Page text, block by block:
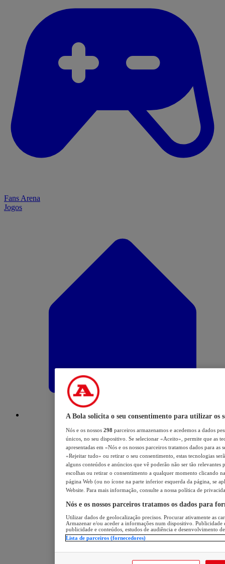
Fans Arena
Jogos
A Bola solicita o seu consentimento para utilizar os
Nós e os nossos 298 parceiros armazenamos e acedemos a dados
únicos, no seu dispositivo. Se selecionar «Aceito», permite que as
apresentadas em «Nós e os nossos parceiros tratamos dados para
«Rejeitar tudo» ou retirar o seu consentimento, estas tecnologias
alguns conteúdos e anúncios que vê poderão não ser tão relevantes
escolhas ou retirar o consentimento a qualquer momento clicando
página Web (ou no ícone na parte inferior esquerda da página, se
Website. Para mais informação, consulte a nossa política de
Nós e os nossos parceiros tratamos os dados para
Utilizar dados de geolocalização precisos. Procurar ativamente as
Armazenar e/ou aceder a informações num dispositivo. Publicidade
publicidade e conteúdos, estudos de audiência e desenvolvimento
Lista de parceiros (fornecedores)